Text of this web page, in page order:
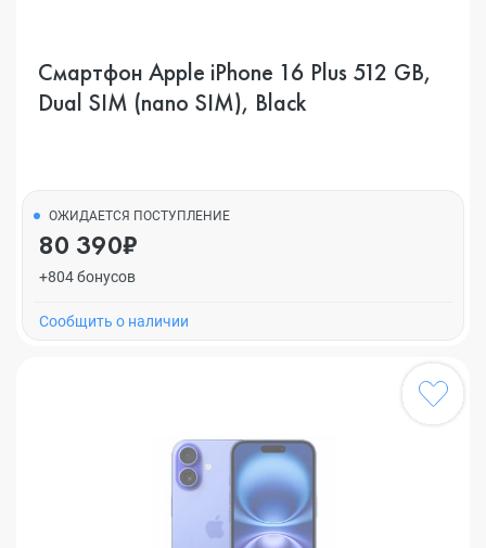
Смартфон Apple iPhone 16 Plus 512 GB,
Dual SIM (nano SIM), Black
ОЖИДАЕТСЯ ПОСТУПЛЕНИЕ
80 390₽
+804 бонусов
Cообщить о наличии